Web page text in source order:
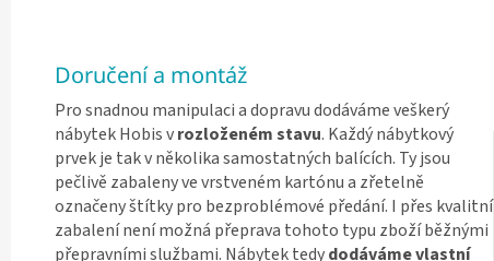
Doručení a montáž
Pro snadnou manipulaci a dopravu dodáváme veškerý
nábytek Hobis vrozloženém stavu. Každý nábytkový
prvek je tak v několika samostatných balících. Ty jsou
pečlivě zabaleny ve vrstveném kartónu a zřetelně
označeny štítky pro bezproblémové předání. I přes kvalitní
zabalení není možná přeprava tohoto typu zboží běžnými
přepravními službami. Nábytek tedydodáváme vlastní